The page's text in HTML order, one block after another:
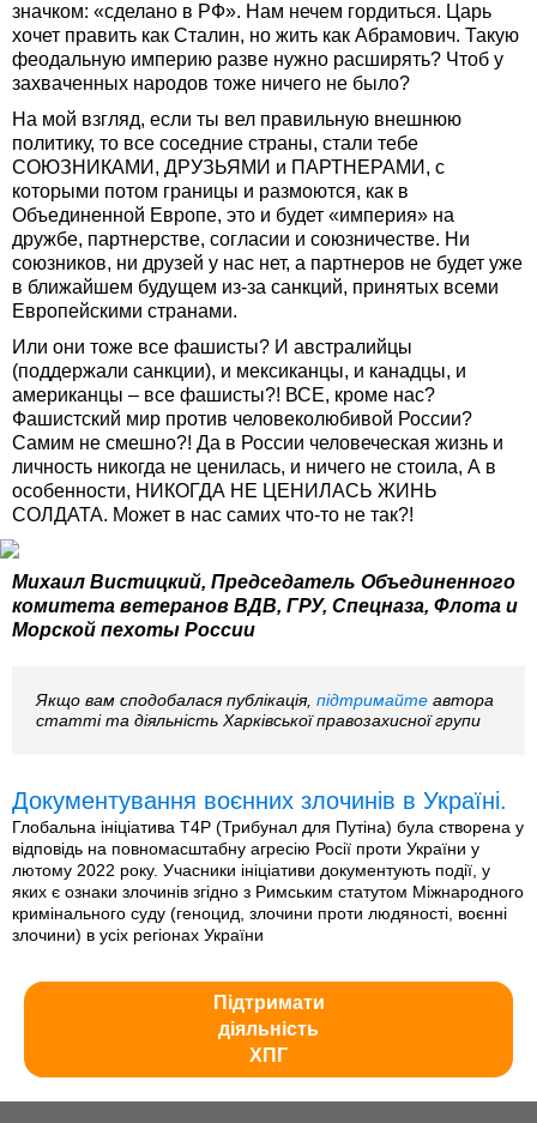
значком: «сделано в РФ». Нам нечем гордиться. Царь
хочет править как Сталин, но жить как Абрамович. Такую
феодальную империю разве нужно расширять? Чтоб у
захваченных народов тоже ничего не было?
На мой взгляд, если ты вел правильную внешнюю
политику, то все соседние страны, стали тебе
СОЮЗНИКАМИ, ДРУЗЬЯМИ и ПАРТНЕРАМИ, с
которыми потом границы и размоются, как в
Объединенной Европе, это и будет «империя» на
дружбе, партнерстве, согласии и союзничестве. Ни
союзников, ни друзей у нас нет, а партнеров не будет уже
в ближайшем будущем из-за санкций, принятых всеми
Европейскими странами.
Или они тоже все фашисты? И австралийцы
(поддержали санкции), и мексиканцы, и канадцы, и
американцы – все фашисты?! ВСЕ, кроме нас?
Фашистский мир против человеколюбивой России?
Самим не смешно?! Да в России человеческая жизнь и
личность никогда не ценилась, и ничего не стоила, А в
особенности, НИКОГДА НЕ ЦЕНИЛАСЬ ЖИНЬ
СОЛДАТА. Может в нас самих что-то не так?!
Михаил Вистицкий, Председатель Объединенного
комитета ветеранов ВДВ, ГРУ, Спецназа, Флота и
Морской пехоты России
Якщо вам сподобалася публікація, підтримайте автора
статті та діяльність Харківської правозахисної групи
Документування воєнних злочинів в Україні.
Глобальна ініціатива T4P (Трибунал для Путіна) була створена у
відповідь на повномасштабну агресію Росії проти України у
лютому 2022 року. Учасники ініціативи документують події, у
яких є ознаки злочинів згідно з Римським статутом Міжнародного
кримінального суду (геноцид, злочини проти людяності, воєнні
злочини) в усіх регіонах України
Підтримати
діяльність
ХПГ